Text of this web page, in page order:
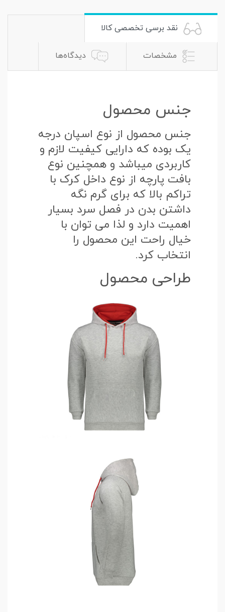
نقد برسی تخصصی کالا
مشخصات دیدگاه‌ها
جنس محصول
جنس محصول از نوع اسپان درجه
یک بوده که دارایی کیفیت لازم و
کاربردی میباشد و همچنین نوع
بافت پارچه از نوع داخل کرک با
تراکم بالا که برای گرم نگه
داشتن بدن در فصل سرد بسیار
اهمیت دارد و لذا می توان با
خیال راحت این محصول را
انتخاب کرد.
طراحی محصول